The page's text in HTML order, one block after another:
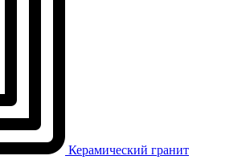
Керамический гранит